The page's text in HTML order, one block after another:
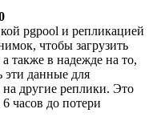
pgpool и репликацией
чтобы загрузить
также в надежде на то,
эти данные для
на другие реплики. Это
часов до потери